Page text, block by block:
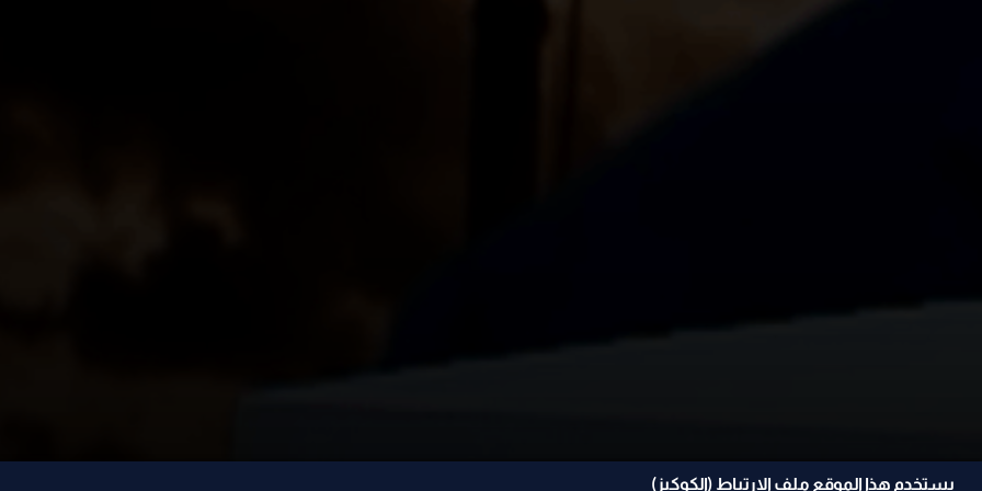
يستخدم هذا الموقع ملف الإرتباط (الكوكيز)